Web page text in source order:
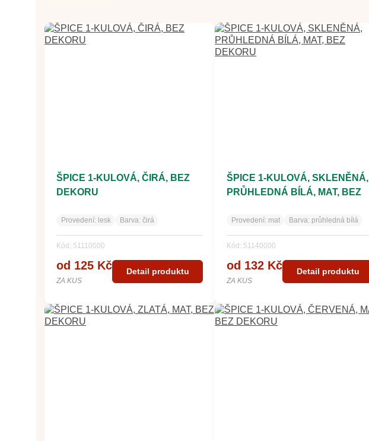
ŠPICE 1-KULOVÁ, ČIRÁ, BEZ
DEKORU
Provedení: lesk Barva: čirá
Kód: 51110000
od 125 Kč
ZA KUS
Detail produktu
ŠPICE 1-KULOVÁ, SKLENĚNÁ,
PRŮHLEDNÁ BÍLÁ, MAT, BEZ
Provedení: mat Barva: průhledná bílá
Kód: 51140000
od 132 Kč
ZA KUS
Detail produktu